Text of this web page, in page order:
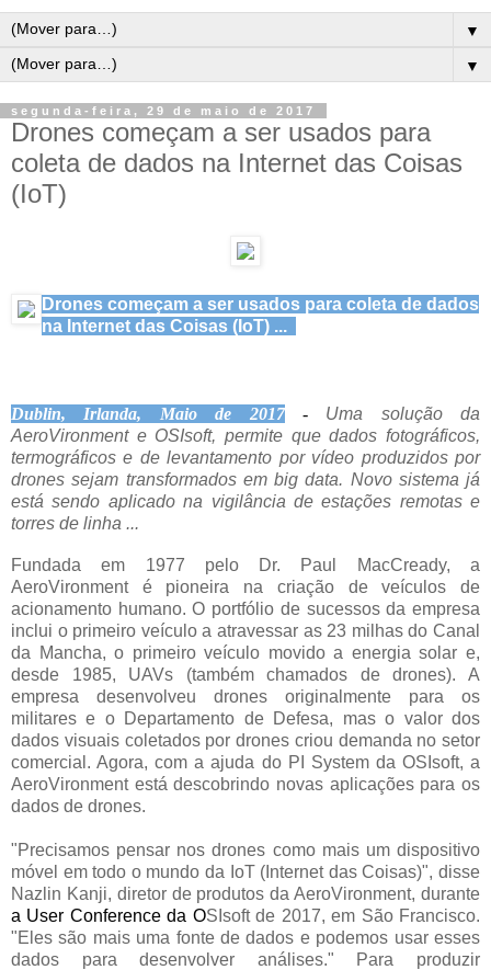
▼
▼
segunda-feira, 29 de maio de 2017
Drones começam a ser usados para
coleta de dados na Internet das Coisas
(IoT)
Drones começam a ser usados para coleta de dados
na Internet das Coisas (IoT) ...
Dublin, Irlanda, Maio de 2017- Uma solução da
AeroVironment e OSIsoft, permite que dados fotográficos,
termográficos e de levantamento por vídeo produzidos por
drones sejam transformados em big data. Novo sistema já
está sendo aplicado na vigilância de estações remotas e
torres de linha ...
Fundada em 1977 pelo Dr. Paul MacCready, a
AeroVironment é pioneira na criação de veículos de
acionamento humano. O portfólio de sucessos da empresa
inclui o primeiro veículo a atravessar as 23 milhas do Canal
da Mancha, o primeiro veículo movido a energia solar e,
desde 1985, UAVs (também chamados de drones). A
empresa desenvolveu drones originalmente para os
militares e o Departamento de Defesa, mas o valor dos
dados visuais coletados por drones criou demanda no setor
comercial. Agora, com a ajuda do PI System da OSIsoft, a
AeroVironment está descobrindo novas aplicações para os
dados de drones.
"Precisamos pensar nos drones como mais um dispositivo
móvel em todo o mundo da IoT (Internet das Coisas)", disse
Nazlin Kanji, diretor de produtos da AeroVironment, durante
a User Conference da OSIsoft de 2017, em São Francisco.
"Eles são mais uma fonte de dados e podemos usar esses
dados para desenvolver análises." Para produzir